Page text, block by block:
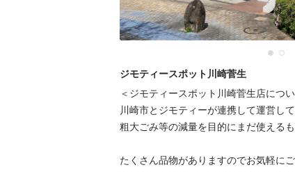
ジモティースポット川崎菅生
＜ジモティースポット川崎菅生店につ
川崎市とジモティーが連携して運営して
粗⼤ごみ等の減量を⽬的にまだ使える
たくさん品物がありますのでお気軽に